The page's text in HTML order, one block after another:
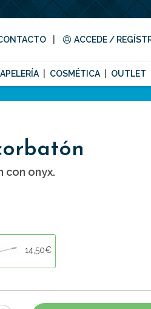
ACCEDE /
COSMÉTICA OUTLET
con onyx.
14,50€